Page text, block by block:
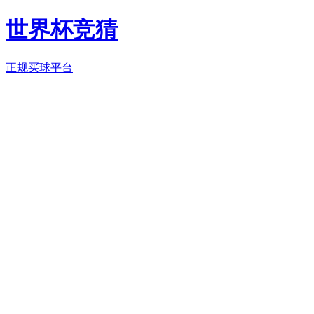
世界杯竞猜
正规买球平台